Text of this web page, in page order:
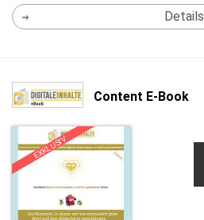
Details
Content E-Book
EXKLUSIV